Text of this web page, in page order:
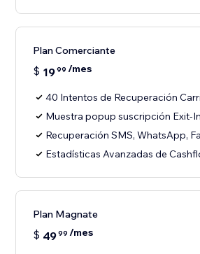
Plan Comerciante
$ 1999 /mes
40 Intentos de Recuperación
Muestra popup suscripción Exit-
Recuperación SMS, WhatsApp,
Estadísticas Avanzadas de
Plan Magnate
$ 4999 /mes